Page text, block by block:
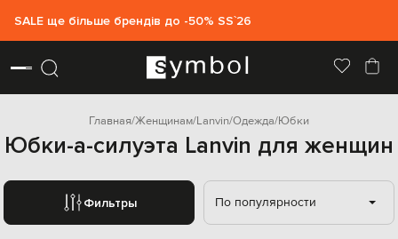
SALE ще більше брендів до -50% SS`26
Главная Женщинам Lanvin Одежда Юбки
Юбки-а-силуэта Lanvin для женщин
Фильтры По популярности